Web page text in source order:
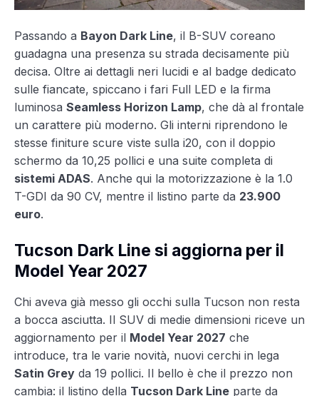
Passando a Bayon Dark Line, il B-SUV coreano
guadagna una presenza su strada decisamente più
decisa. Oltre ai dettagli neri lucidi e al badge dedicato
sulle fiancate, spiccano i fari Full LED e la firma
luminosa Seamless Horizon Lamp, che dà al frontale
un carattere più moderno. Gli interni riprendono le
stesse finiture scure viste sulla i20, con il doppio
schermo da 10,25 pollici e una suite completa di
sistemi ADAS. Anche qui la motorizzazione è la 1.0
T-GDI da 90 CV, mentre il listino parte da 23.900
euro.
Tucson Dark Line si aggiorna per il
Model Year 2027
Chi aveva già messo gli occhi sulla Tucson non resta
a bocca asciutta. Il SUV di medie dimensioni riceve un
aggiornamento per il Model Year 2027 che
introduce, tra le varie novità, nuovi cerchi in lega
Satin Grey da 19 pollici. Il bello è che il prezzo non
cambia: il listino della Tucson Dark Line parte da